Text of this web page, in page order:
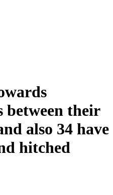
between their
also 34 have
hitched